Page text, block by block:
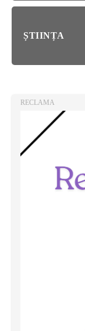
ȘTIINȚA
RECLAMA